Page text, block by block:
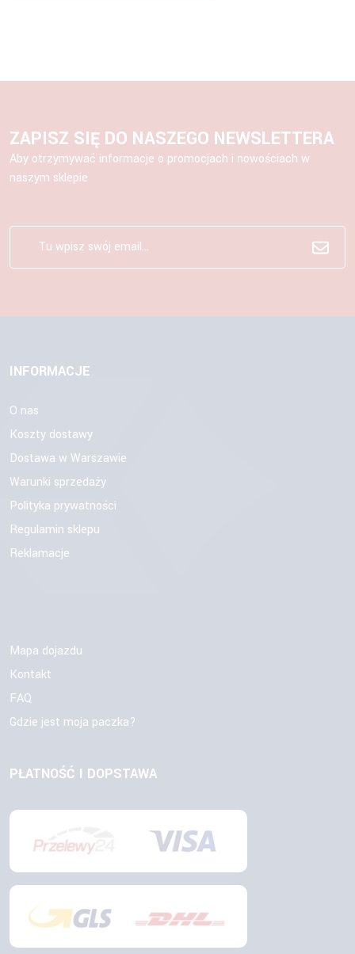
ZAPISZ SIĘ DO NASZEGO NEWSLETTERA
Aby otrzymywać informacje o promocjach i nowościach w
naszym sklepie
INFORMACJE
O nas
Koszty dostawy
Dostawa w Warszawie
Warunki sprzedaży
Polityka prywatności
Regulamin sklepu
Reklamacje
Mapa dojazdu
Kontakt
FAQ
Gdzie jest moja paczka?
PŁATNOŚĆ I DOPSTAWA